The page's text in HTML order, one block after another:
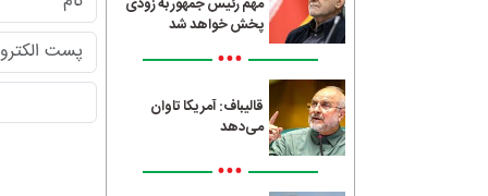
پخش خواهد شد
•••
قالیباف: آمریکا تاوان
می‌دهد
•••